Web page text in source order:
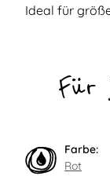
Ideal für
Farbe:
Rot